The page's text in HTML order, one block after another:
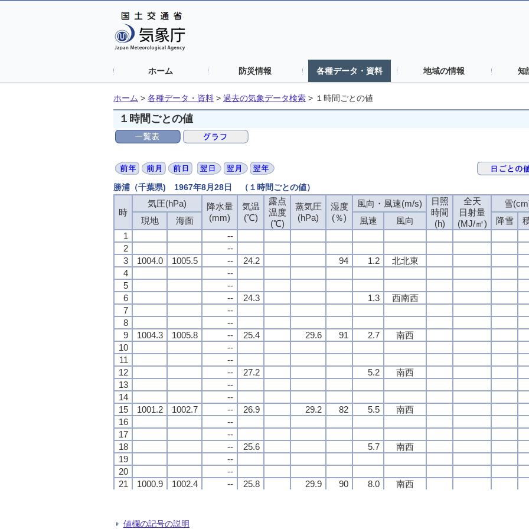
ホーム 防災情報 各種データ・資料 地域の情報 知
ホーム > 各種データ・資料 > 過去の気象データ検索 > １時間ごとの値
１時間ごとの値
勝浦（千葉県) 1967年8月28日 （１時間ごとの値）
時
気圧(hPa)
降水量
(mm)
気温
(℃)
露点
温度
(℃)
蒸気圧
(hPa)
湿度
(％)
風向・風速(m/s)
日照
時間
(h)
全天
日射量
(MJ/㎡)
雪
現地 海面 風速 風向 降雪
1
--
2
--
3
1004.0 1005.5 -- 24.2 94 1.2
北北東
4
--
5
--
6
-- 24.3 1.3
西南西
7
--
8
--
9
1004.3 1005.8 -- 25.4 29.6 91 2.7 南西
10
--
11
--
12
-- 27.2 5.2
南西
13
--
14
--
15
1001.2 1002.7 -- 26.9 29.2 82 5.5 南西
16
--
17
--
18
-- 25.6 5.7
南西
19
--
20
--
21
1000.9 1002.4 -- 25.8 29.9 90 8.0 南西
24
時
気圧(hPa)
降水量
(mm)
気温
(℃)
露点
温度
(℃)
蒸気圧
(hPa)
湿度
(％)
風向・風速(m/s)
日照
時間
(h)
全天
日射量
(MJ/㎡)
雪
現地 海面 風速 風向 降雪
1
--
2
--
3
1004.0 1005.5 -- 24.2 94 1.2
北北東
4
--
5
--
6
-- 24.3 1.3
西南西
7
--
8
--
9
1004.3 1005.8 -- 25.4 29.6 91 2.7 南西
10
--
11
--
12
-- 27.2 5.2
南西
13
--
14
--
15
1001.2 1002.7 -- 26.9 29.2 82 5.5 南西
16
--
17
--
18
-- 25.6 5.7
南西
19
--
20
--
21
1000.9 1002.4 -- 25.8 29.9 90 8.0 南西
24
時
気圧(hPa)
降水量
(mm)
気温
(℃)
露点
温度
(℃)
蒸気圧
(hPa)
湿度
(％)
風向・風速(m/s)
日照
時間
(h)
全天
日射量
(MJ/㎡)
雪
現地 海面 風速 風向 降雪
1
--
2
--
3
1004.0 1005.5 -- 24.2 94 1.2
北北東
4
--
5
--
6
-- 24.3 1.3
西南西
7
--
8
--
9
1004.3 1005.8 -- 25.4 29.6 91 2.7 南西
10
--
11
--
12
-- 27.2 5.2
南西
13
--
14
--
15
1001.2 1002.7 -- 26.9 29.2 82 5.5 南西
16
--
17
--
18
-- 25.6 5.7
南西
19
--
20
--
21
1000.9 1002.4 -- 25.8 29.9 90 8.0 南西
24
時
気圧(hPa)
降水量
(mm)
気温
(℃)
露点
温度
(℃)
蒸気圧
(hPa)
湿度
(％)
風向・風速(m/s)
日照
時間
(h)
全天
日射量
(MJ/㎡)
雪
現地 海面 風速 風向 降雪
1
--
2
--
3
1004.0 1005.5 -- 24.2 94 1.2
北北東
4
--
5
--
6
-- 24.3 1.3
西南西
7
--
8
--
9
1004.3 1005.8 -- 25.4 29.6 91 2.7 南西
10
--
11
--
12
-- 27.2 5.2
南西
13
--
14
--
15
1001.2 1002.7 -- 26.9 29.2 82 5.5 南西
16
--
17
--
18
-- 25.6 5.7
南西
19
--
20
--
21
1000.9 1002.4 -- 25.8 29.9 90 8.0 南西
24
値欄の記号の説明